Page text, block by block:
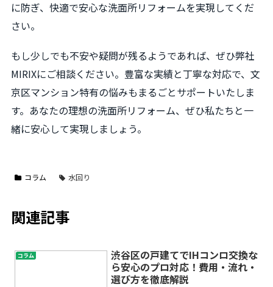
に防ぎ、快適で安心な洗面所リフォームを実現してくだ
さい。
もし少しでも不安や疑問が残るようであれば、ぜひ弊社
MIRIXにご相談ください。豊富な実績と丁寧な対応で、文
京区マンション特有の悩みもまるごとサポートいたしま
す。あなたの理想の洗面所リフォーム、ぜひ私たちと一
緒に安心して実現しましょう。
コラム 水回り
関連記事
コラム
渋谷区の戸建てでIHコンロ交換な
ら安心のプロ対応！費用・流れ・
選び方を徹底解説